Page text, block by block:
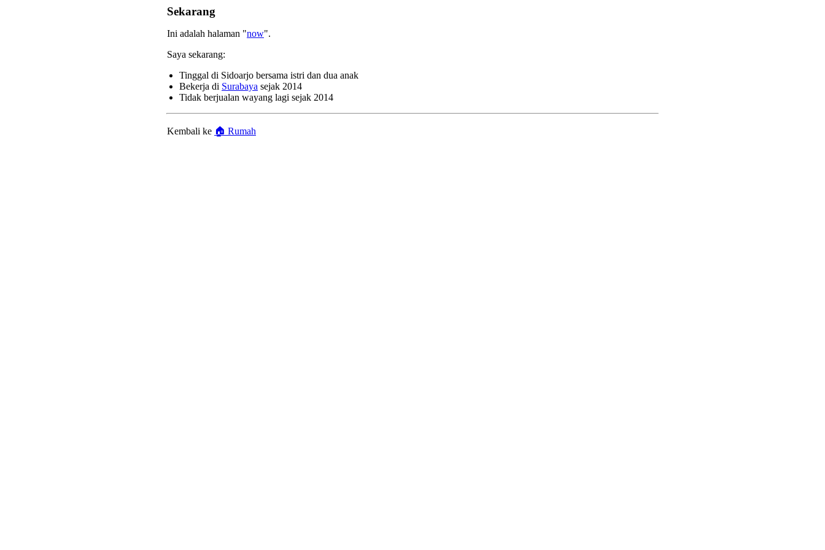
Sekarang
Ini adalah halaman "now".
Saya sekarang:
Tinggal di Sidoarjo bersama istri dan dua anak
Bekerja di Surabaya sejak 2014
Tidak berjualan wayang lagi sejak 2014
Kembali ke 🏠 Rumah